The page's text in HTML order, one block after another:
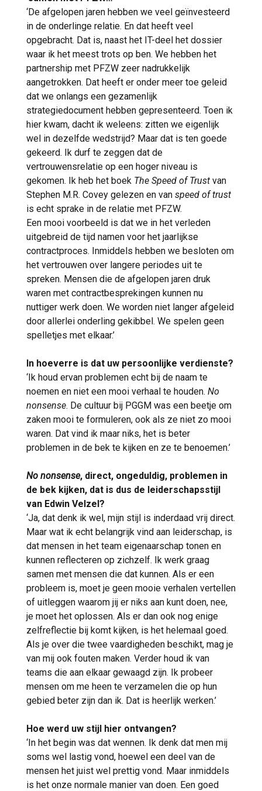
‘De afgelopen jaren hebben we veel geïnvesteerd
in de onderlinge relatie. En dat heeft veel
opgebracht. Dat is, naast het IT-deel het dossier
waar ik het meest trots op ben. We hebben het
partnership met PFZW zeer nadrukkelijk
aangetrokken. Dat heeft er onder meer toe geleid
dat we onlangs een gezamenlijk
strategiedocument hebben gepresenteerd. Toen ik
hier kwam, dacht ik weleens: zitten we eigenlijk
wel in dezelfde wedstrijd? Maar dat is ten goede
gekeerd. Ik durf te zeggen dat de
vertrouwensrelatie op een hoger niveau is
gekomen. Ik heb het boek The Speed of Trust van
Stephen M.R. Covey gelezen en van speed of trust
is echt sprake in de relatie met PFZW.
Een mooi voorbeeld is dat we in het verleden
uitgebreid de tijd namen voor het jaarlijkse
contractproces. Inmiddels hebben we besloten om
het vertrouwen over langere periodes uit te
spreken. Mensen die de afgelopen jaren druk
waren met contractbesprekingen kunnen nu
nuttiger werk doen. We worden niet langer afgeleid
door allerlei onderling gekibbel. We spelen geen
spelletjes met elkaar.’
In hoeverre is dat uw persoonlijke verdienste?
‘Ik houd ervan problemen echt bij de naam te
noemen en niet een mooi verhaal te houden. No
nonsense. De cultuur bij PGGM was een beetje om
zaken mooi te formuleren, ook als ze niet zo mooi
waren. Dat vind ik maar niks, het is beter
problemen in de bek te kijken en ze te benoemen.’
No nonsense, direct, ongeduldig, problemen in
de bek kijken, dat is dus de leiderschapsstijl
van Edwin Velzel?
‘Ja, dat denk ik wel, mijn stijl is inderdaad vrij direct.
Maar wat ik echt belangrijk vind aan leiderschap, is
dat mensen in het team eigenaarschap tonen en
kunnen reflecteren op zichzelf. Ik werk graag
samen met mensen die dat kunnen. Als er een
probleem is, moet je geen mooie verhalen vertellen
of uitleggen waarom jij er niks aan kunt doen, nee,
je moet het oplossen. Als er dan ook nog enige
zelfreflectie bij komt kijken, is het helemaal goed.
Als je over die twee vaardigheden beschikt, mag je
van mij ook fouten maken. Verder houd ik van
teams die aan elkaar gewaagd zijn. Ik probeer
mensen om me heen te verzamelen die op hun
gebied beter zijn dan ik. Dat is heerlijk werken.’
Hoe werd uw stijl hier ontvangen?
‘In het begin was dat wennen. Ik denk dat men mij
soms wel lastig vond, hoewel een deel van de
mensen het juist wel prettig vond. Maar inmiddels
is het onze normale manier van doen. Een goed